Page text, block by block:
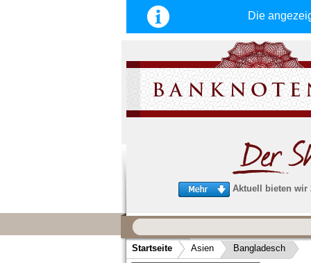
Die
Aktuell bieten wir
schnellen, sicheren und
Service
Startseite Asien Bangladesch